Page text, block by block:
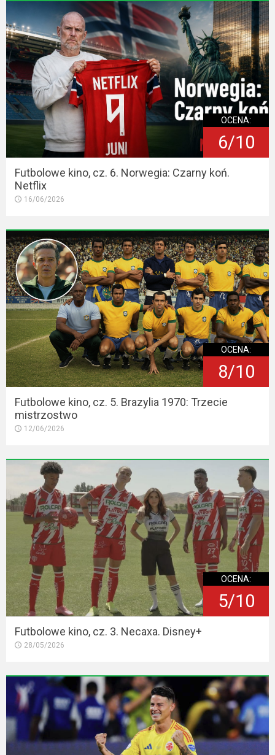
2023
2022
2021
2020
2019
2018
2016
2017
2015
2014
OCENA:
6/10
Futbolowe kino, cz. 6. Norwegia: Czarny koń.
Netflix
16/06/2026
OCENA:
8/10
Futbolowe kino, cz. 5. Brazylia 1970: Trzecie
mistrzostwo
12/06/2026
OCENA:
5/10
Futbolowe kino, cz. 3. Necaxa. Disney+
28/05/2026